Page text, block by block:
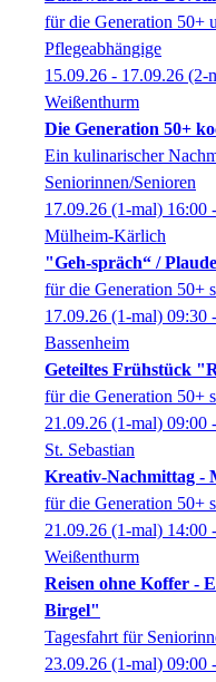
für die Generation 50+
Pflegeabhängige
15.09.26 - 17.09.26 (2-
Weißenthurm
Die Generation 50+
Ein kulinarischer
Seniorinnen/Senioren
17.09.26 (1-mal) 16:00
Mülheim-Kärlich
"Geh-spräch“ /
für die Generation 50+
17.09.26 (1-mal) 09:30
Bassenheim
Geteiltes Frühstück
für die Generation 50+
21.09.26 (1-mal) 09:00
St. Sebastian
Kreativ-Nachmittag -
für die Generation 50+
21.09.26 (1-mal) 14:00
Weißenthurm
Reisen ohne Koffer -
Birgel"
Tagesfahrt für
23.09.26 (1-mal) 09:00